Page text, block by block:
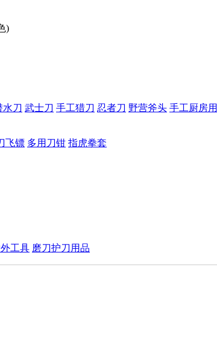
)
水刀 武士刀 手工猎刀 忍者刀 野营斧头 手工厨房
飞镖 多用刀钳 指虎拳套
外工具 磨刀护刀用品